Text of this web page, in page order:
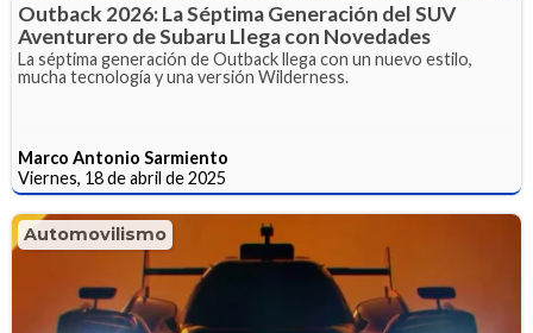
Outback 2026: La Séptima Generación del SUV
Aventurero de Subaru Llega con Novedades
La séptima generación de Outback llega con un nuevo estilo,
mucha tecnología y una versión Wilderness.
Marco Antonio Sarmiento
Viernes, 18 de abril de 2025
Automovilismo